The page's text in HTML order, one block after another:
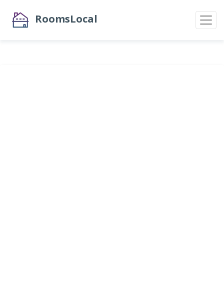
RoomsLocal